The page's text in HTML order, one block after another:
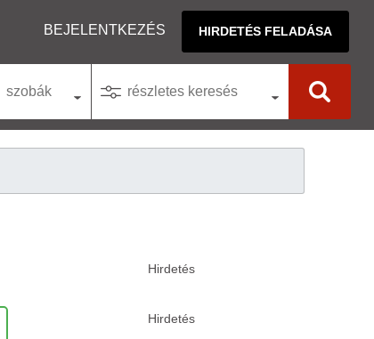
BEJELENTKEZÉS HIRDETÉS FELADÁSA
szobák részletes keresés